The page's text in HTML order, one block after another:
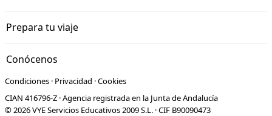
Prepara tu viaje
Conócenos
Condiciones · Privacidad ·Cookies
CIAN 416796-Z · Agencia registrada en la Junta de Andalucía
© 2026 VYE Servicios Educativos 2009 S.L. · CIF B90090473